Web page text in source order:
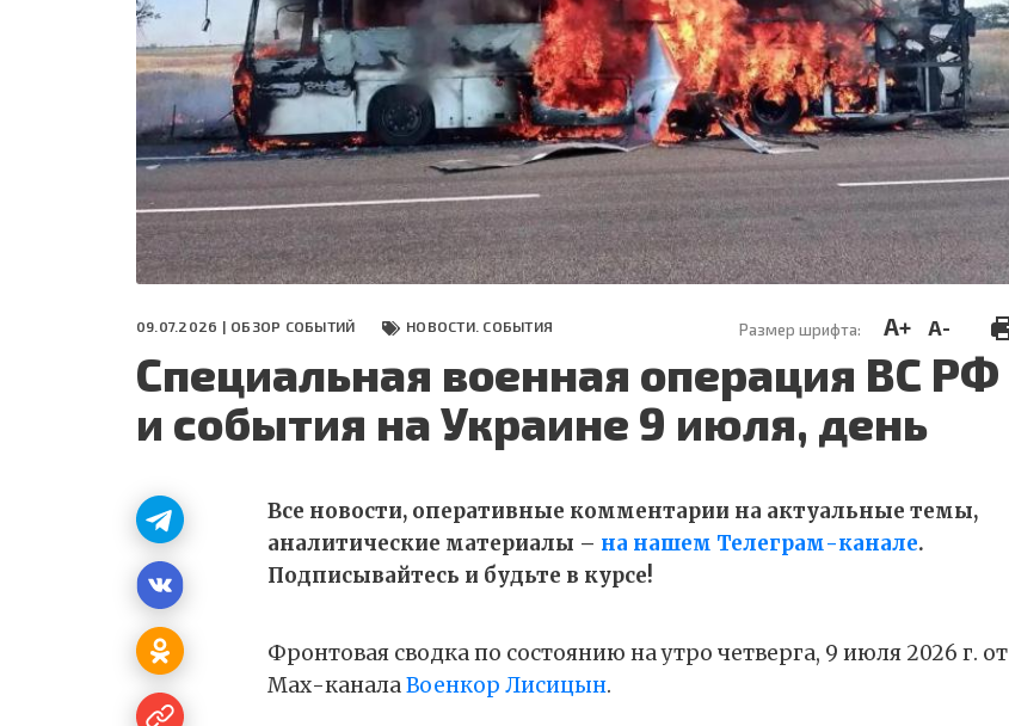
СЕГОДНЯ
ПОЛЯ БИТВЫ 2024
09.07.2026 | ОБЗОР СОБЫТИЙ НОВОСТИ. СОБЫТИЯ Размер шрифта: A+ A-
Специальная военная операция ВС РФ
и события на Украине 9 июля, день
Все новости, оперативные комментарии на актуальные темы,
аналитические материалы – на нашем Телеграм-канале.
Подписывайтесь и будьте в курсе!
Фронтовая сводка по состоянию на утро четверга, 9 июля 2026 г. от
Мах-каналаВоенкор Лисицын.